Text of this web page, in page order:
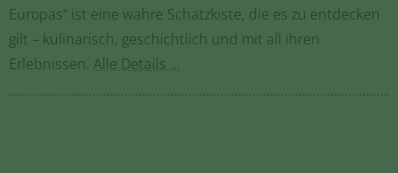
Europas“ ist eine wahre Schatzkiste, die es zu entdecken
gilt – kulinarisch, geschichtlich und mit all ihren
Erlebnissen. Alle Details ...